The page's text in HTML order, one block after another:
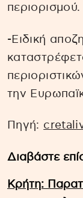
περιορισμού.
-Ειδική
την
Πηγή:
Διαβάστε
Κρήτη: